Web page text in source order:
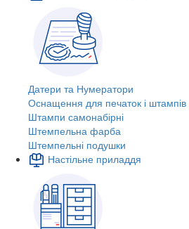
Датери та Нумератори
Оснащення для печаток і штампів
Штампи самонабірні
Штемпельна фарба
Штемпельні подушки
Настільне приладдя